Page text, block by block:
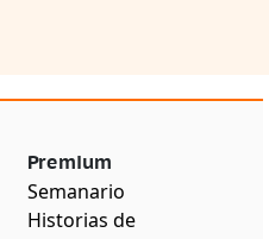
Premium
Semanario
Historias de